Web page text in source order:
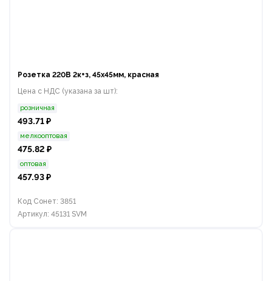
Розетка 220В 2к+з, 45х45мм, красная
Цена с НДС (указана за шт):
розничная
493.71 ₽
мелкооптовая
475.82 ₽
оптовая
457.93 ₽
Код Сонет: 3851
Артикул: 45131 SVM